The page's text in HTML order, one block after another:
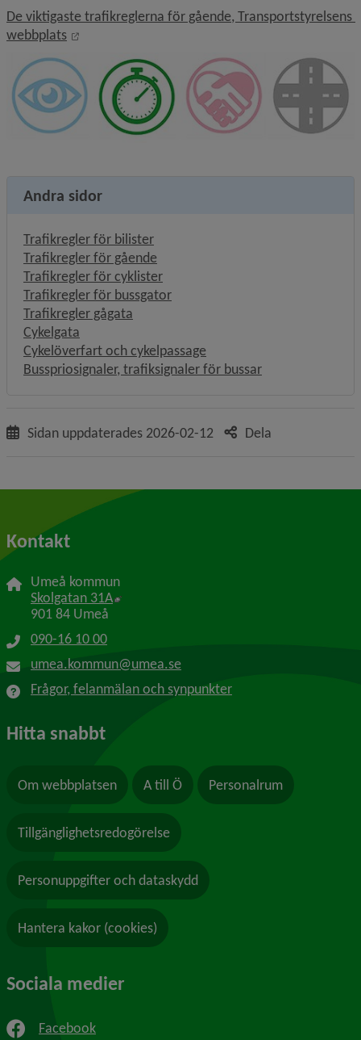
De viktigaste trafikreglerna för gående, Transportstyrelsens
webbplats
Länk till annan webbplats, öppnas i nytt fönster.
Andra sidor
Trafikregler för bilister
Trafikregler för gående
Trafikregler för cyklister
Trafikregler för bussgator
Trafikregler gågata
Cykelgata
Cykelöverfart och cykelpassage
Busspriosignaler, trafiksignaler för bussar
Sidan uppdaterades 2026-02-12 Dela
Kontakt
Umeå kommun
Skolgatan 31A Länk till annan webbplats, öppnas i nytt
901 84 Umeå
090-16 10 00
umea.kommun@umea.se
Frågor, felanmälan och synpunkter
Hitta snabbt
Om webbplatsen A till Ö Personalrum
Tillgänglighetsredogörelse
Personuppgifter och dataskydd
Hantera kakor (cookies)
Sociala medier
Facebook